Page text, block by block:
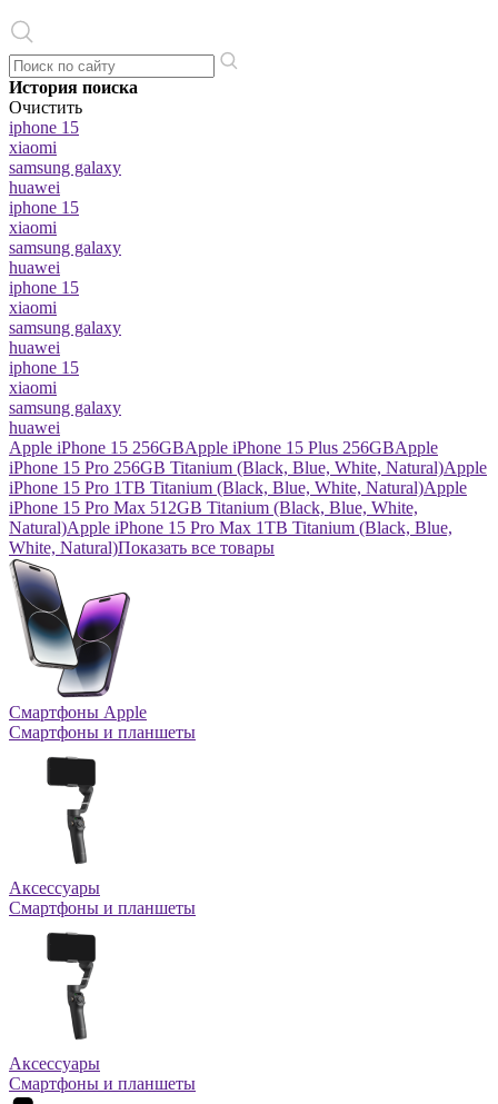
История поиска
Очистить
iphone 15
xiaomi
samsung galaxy
huawei
iphone 15
xiaomi
samsung galaxy
huawei
iphone 15
xiaomi
samsung galaxy
huawei
iphone 15
xiaomi
samsung galaxy
huawei
Apple iPhone 15 256GBApple iPhone 15 Plus 256GBApple
iPhone 15 Pro 256GB Titanium (Black, Blue, White, Natural)Apple
iPhone 15 Pro 1TB Titanium (Black, Blue, White, Natural)Apple
iPhone 15 Pro Max 512GB Titanium (Black, Blue, White,
Natural)Apple iPhone 15 Pro Max 1TB Titanium (Black, Blue,
White, Natural)Показать все товары
Смартфоны Apple
Смартфоны и планшеты
Аксессуары
Смартфоны и планшеты
Аксессуары
Смартфоны и планшеты